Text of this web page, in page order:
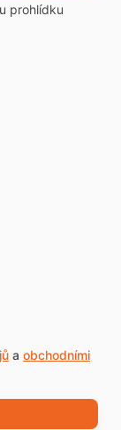
prohlídku
a obchodními